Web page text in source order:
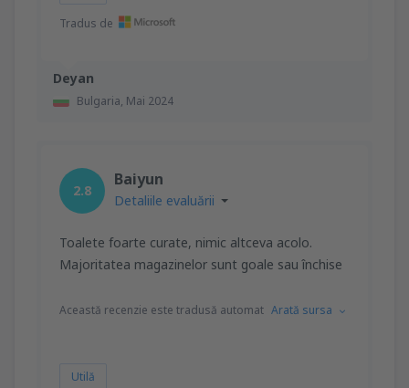
Deyan
Bulgaria, Mai 2024
Tradus de
2.8
Baiyun
Detaliile evaluării
Toalete foarte curate, nimic altceva acolo.
Majoritatea magazinelor sunt goale sau închise
Această recenzie este tradusă automat Arată sursa
Utilă